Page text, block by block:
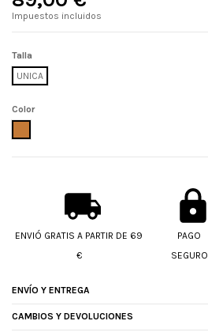
Impuestos incluidos
Talla
UNICA
Color
ENVIÓ GRATIS A PARTIR DE 69
€
PAGO
SEGURO
ENVÍO Y ENTREGA
CAMBIOS Y DEVOLUCIONES